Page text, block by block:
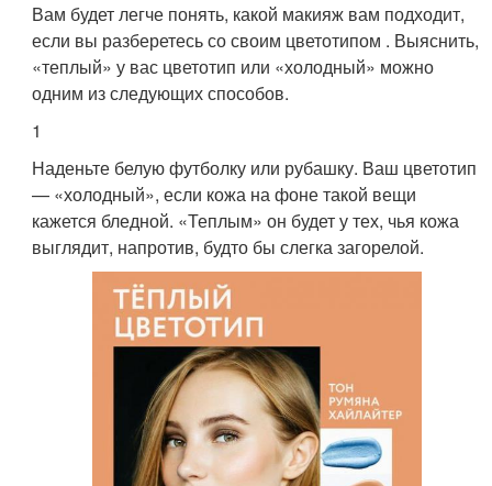
Вам будет легче понять, какой макияж вам подходит,
если вы разберетесь со своим цветотипом . Выяснить,
«теплый» у вас цветотип или «холодный» можно
одним из следующих способов.
1
Наденьте белую футболку или рубашку. Ваш цветотип
— «холодный», если кожа на фоне такой вещи
кажется бледной. «Теплым» он будет у тех, чья кожа
выглядит, напротив, будто бы слегка загорелой.